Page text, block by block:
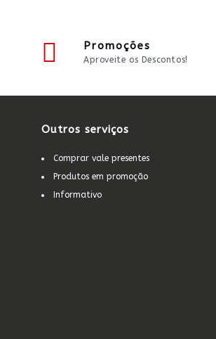
Promoções
Aproveite os Descontos!
Outros serviços
Comprar vale presentes
Produtos em promoção
Informativo